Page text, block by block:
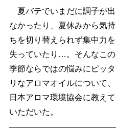
夏バテでいまだに調子が出
なかったり、夏休みから気持
ちを切り替えられず集中力を
失っていたり…。そんなこの
季節ならではの悩みにピッタ
リなアロマオイルについて、
日本アロマ環境協会に教えて
いただいた。